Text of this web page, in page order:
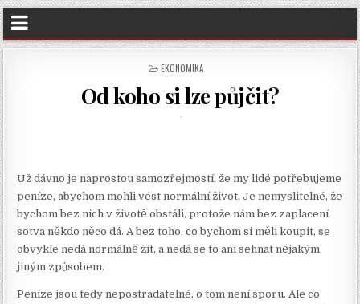
POSTED
EKONOMIKA
Od koho si lze půjčit?
Už dávno je naprostou samozřejmostí, že my lidé potřebujeme
peníze, abychom mohli vést normální život. Je nemyslitelné, že
bychom bez nich v životě obstáli, protože nám bez zaplacení
sotva někdo něco dá. A bez toho, co bychom si měli koupit, se
obvykle nedá normálně žít, a nedá se to ani sehnat nějakým
jiným způsobem.
Peníze jsou tedy nepostradatelné, o tom není sporu. Ale co